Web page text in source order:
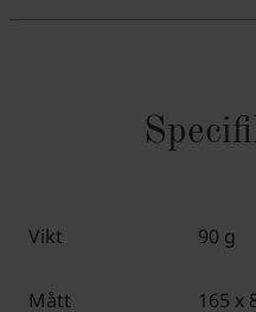
Vikt 90 g
Mått 165 x